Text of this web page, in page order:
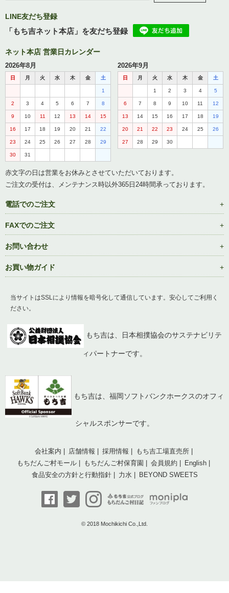
LINE友だち登録
「もち吉ネット本店」を友だち登録
ネット本店 営業日カレンダー
2026年8月
日 月 火 水 木 金 土
1
2 3 4 5 6 7 8
9 10 11 12 13 14 15
16 17 18 19 20 21 22
23 24 25 26 27 28 29
30 31
2026年9月
日 月 火 水 木 金 土
1 2 3 4 5
6 7 8 9 10 11 12
13 14 15 16 17 18 19
20 21 22 23 24 25 26
27 28 29 30
赤文字の日は営業をお休みとさせていただいております。
ご注文の受付は、メンテナンス時以外365日24時間承っております。
電話でのご注文
FAXでのご注文
お問い合わせ
お買い物ガイド
当サイトはSSLにより情報を暗号化して通信しています。安心してご利用く
ださい。
もち吉は、日本相撲協会のサステナビリテ
ィパートナーです。
もち吉は、福岡ソフトバンクホークスのオフィ
シャルスポンサーです。
会社案内 店舗情報 採用情報
もち吉工場直売所
もちだんご村モール
もちだんご村保育園 会員規約
English
食品安全の方針と行動指針
力水 BEYOND SWEETS
© 2018 Mochikichi Co.,Ltd.